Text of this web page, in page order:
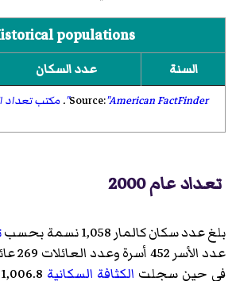
populations
السنة عدد السكان
Source:"American FactFinder"
.مكتب تعداد
تعداد عام 2000
بلغ عدد سكان كالمار 1,058 نسمة بحسب
عدد
في حين سجلت الكثافة السكانية